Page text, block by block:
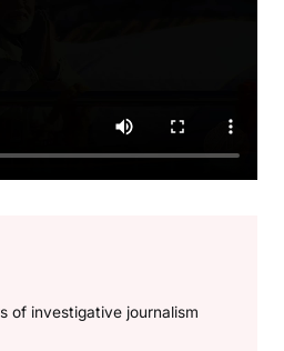
of investigative journalism